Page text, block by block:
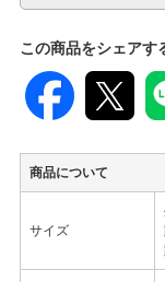
この商品をシェアす
商品について
サイズ